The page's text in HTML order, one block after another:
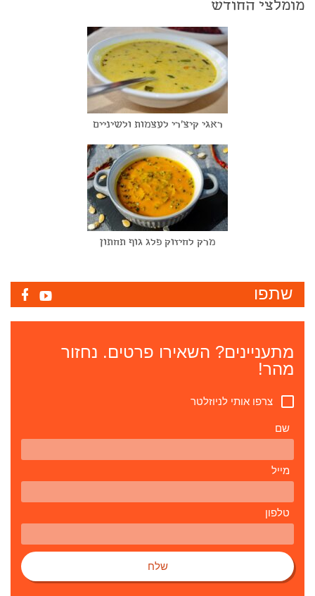
מומלצי החודש
ראגי קיצ'רי לעצמות ולשיניים
מרק לחיזוק פלג גוף תחתון
שתפו
מתעניינים? השאירו פרטים. נחזור
מהר!
צרפו אותי לניוזלטר
שם
מייל
טלפון
שלח